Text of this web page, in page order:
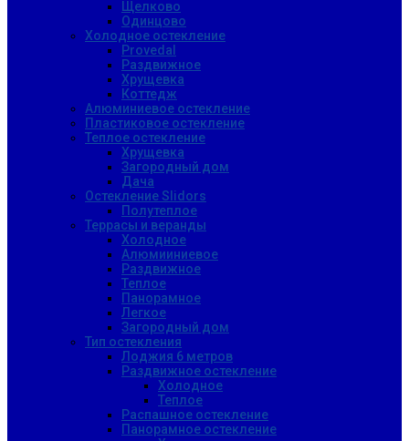
Щелково
Одинцово
Холодное остекление
Provedal
Раздвижное
Хрущевка
Коттедж
Алюминиевое остекление
Пластиковое остекление
Теплое остекление
Хрущевка
Загородный дом
Дача
Остекление Slidors
Полутеплое
Террасы и веранды
Холодное
Алюмииниевое
Раздвижное
Теплое
Панорамное
Легкое
Загородный дом
Тип остекления
Лоджия 6 метров
Раздвижное остекление
Холодное
Теплое
Распашное остекление
Панорамное остекление